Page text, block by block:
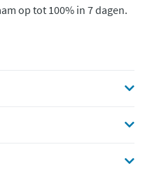
op tot 100% in 7 dagen.